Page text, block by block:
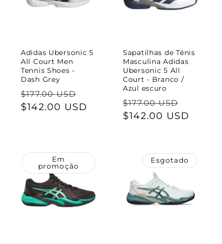
Adidas Ubersonic 5
All Court Men
Tennis Shoes -
Dash Grey
Preço
normal
$177.00 USD
de
$142.00 USD
Sapatilhas de Ténis
Masculina Adidas
Ubersonic 5 All
Court - Branco /
Azul escuro
Preço
normal
$177.00 USD
de
$142.00 USD
Em
promoção
Esgotado